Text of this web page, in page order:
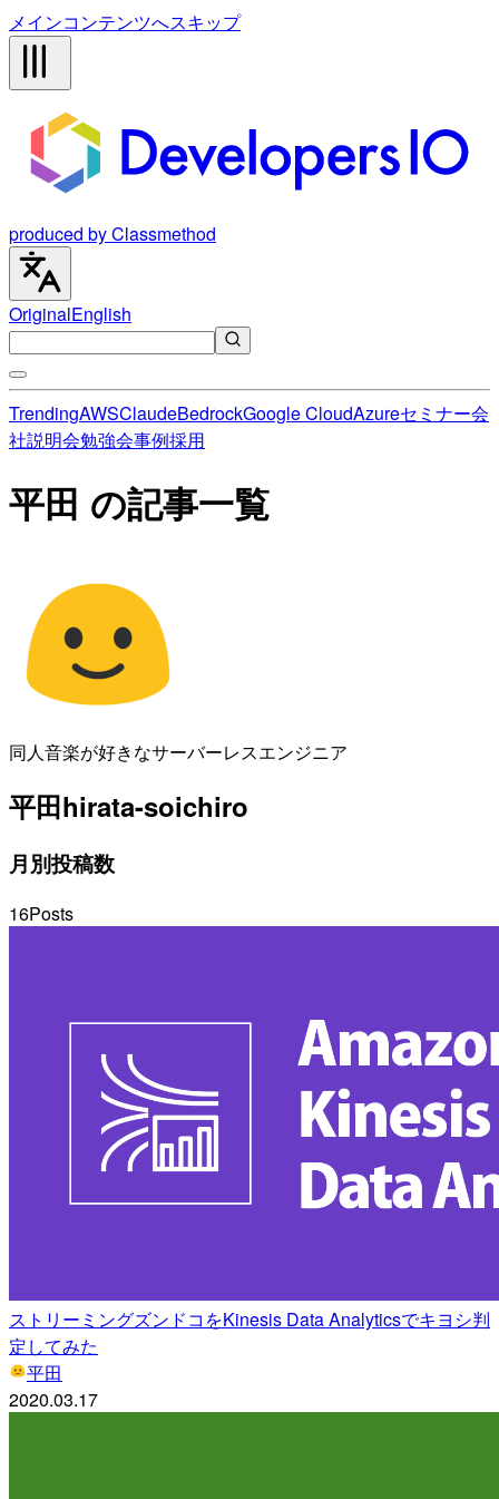
メインコンテンツへスキップ
produced by Classmethod
OriginalEnglish
TrendingAWSClaudeBedrockGoogle CloudAzureセミナー会
社説明会勉強会事例採用
平田 の記事一覧
同人音楽が好きなサーバーレスエンジニア
平田hirata-soichiro
月別投稿数
16Posts
ストリーミングズンドコをKinesis Data Analyticsでキヨシ判
定してみた
平田
2020.03.17